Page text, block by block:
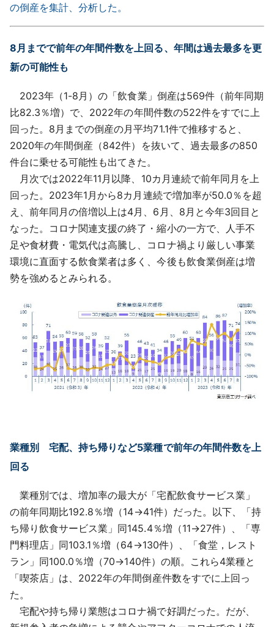
の倒産を集計、分析した。
8月までで前年の年間件数を上回る、年間は過去最多を更
新の可能性も
2023年（1-8月）の「飲食業」倒産は569件（前年同期
比82.3％増）で、2022年の年間件数の522件をすでに上
回った。8月までの倒産の月平均71.1件で推移すると、
2020年の年間倒産（842件）を抜いて、過去最多の850
件台に乗せる可能性も出てきた。
月次では2022年11月以降、10カ月連続で前年同月を上
回った。2023年1月から8カ月連続で増加率が50.0％を超
え、前年同月の倍増以上は4月、6月、8月と今年3回目と
なった。コロナ関連支援の終了・縮小の一方で、人手不
足や食材費・電気代は高騰し、コロナ禍より厳しい事業
環境に直面する飲食業者は多く、今後も飲食業倒産は増
勢を強めるとみられる。
業種別 宅配、持ち帰りなど5業種で前年の年間件数を上
回る
業種別では、増加率の最大が「宅配飲食サービス業」
の前年同期比192.8％増（14→41件）だった。以下、「持
ち帰り飲食サービス業」同145.4％増（11→27件）、「専
門料理店」同103.1％増（64→130件）、「食堂，レスト
ラン」同100.0％増（70→140件）の順。これら4業種と
「喫茶店」は、2022年の年間倒産件数をすでに上回っ
た。
宅配や持ち帰り業態はコロナ禍で好調だった。だが、